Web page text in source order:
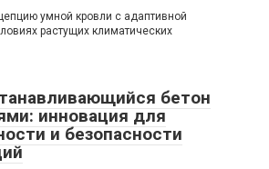
умной кровли с адаптивной
растущих климатических
бетон
инновация для
и безопасности